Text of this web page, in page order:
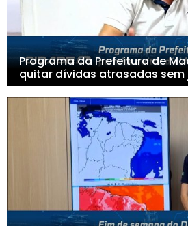
Programa da Prefeitura de
quitar dívidas atrasadas sem